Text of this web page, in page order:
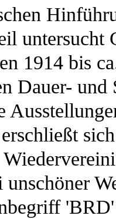
1914 bis
Dauer- und